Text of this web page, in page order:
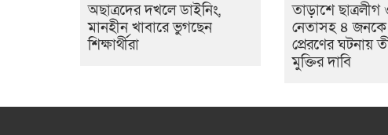
অছাত্রদের দখলে ডাইনিং,
মানহীন খাবারে ভুগছেন
শিক্ষার্থীরা
তাড়াশে
নেতাসহ ৪
প্রেরণের ঘটনায়
মুক্তির দাবি